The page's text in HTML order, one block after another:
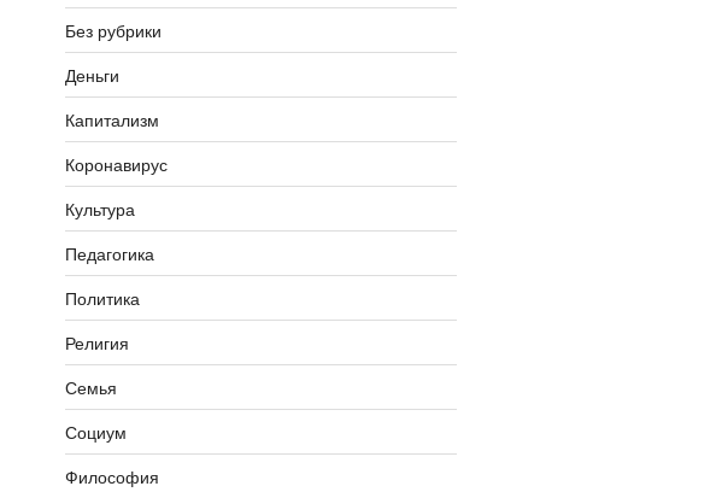
Без рубрики
Деньги
Капитализм
Коронавирус
Культура
Педагогика
Политика
Религия
Семья
Социум
Философия